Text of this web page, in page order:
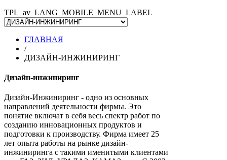
TPL_av_LANG_MOBILE_MENU_LABEL
ГЛАВНАЯ
/
ДИЗАЙН-ИНЖИНИРИНГ
Дизайн-инжиниринг
Дизайн-Инжиниринг - одно из основных
направлений деятельности фирмы. Это
понятие включат в себя весь спектр работ по
созданию инновационных продуктов и
подготовки к производству. Фирма имеет 25
лет опыта работы на рынке дизайн-
инжиниринга с такими именитыми клиентами